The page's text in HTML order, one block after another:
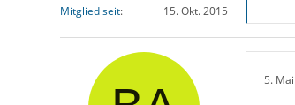
Mitglied seit
15. Okt. 2015
5.